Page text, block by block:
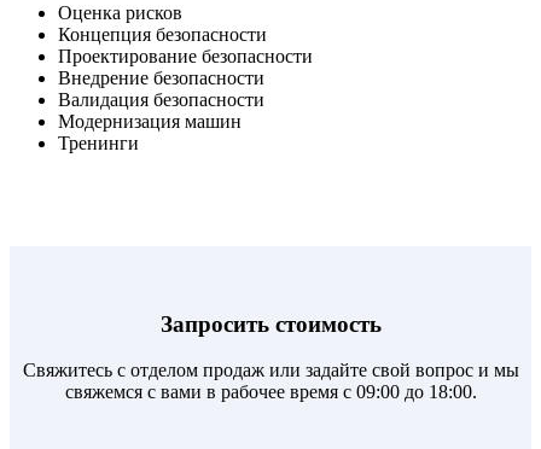
Оценка рисков
Концепция безопасности
Проектирование безопасности
Внедрение безопасности
Валидация безопасности
Модернизация машин
Тренинги
Запросить стоимость
Свяжитесь с отделом продаж или задайте свой вопрос и мы
свяжемся с вами в рабочее время с 09:00 до 18:00.